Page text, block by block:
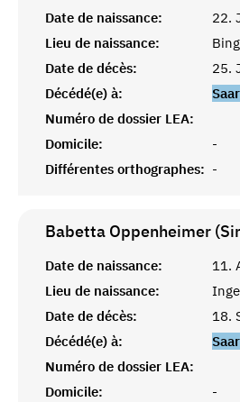
Date de naissance:
22.
Lieu de naissance:
Date de décès:
25.
Décédé(e) à:
Numéro de dossier LEA:
Domicile:
-
Différentes orthographes: -
Babetta Oppenheimer
Date de naissance:
11.
Lieu de naissance:
Date de décès:
18.
Décédé(e) à:
Numéro de dossier LEA:
Domicile:
-